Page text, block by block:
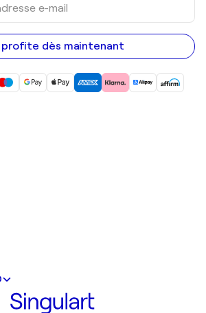
profite dès maintenant